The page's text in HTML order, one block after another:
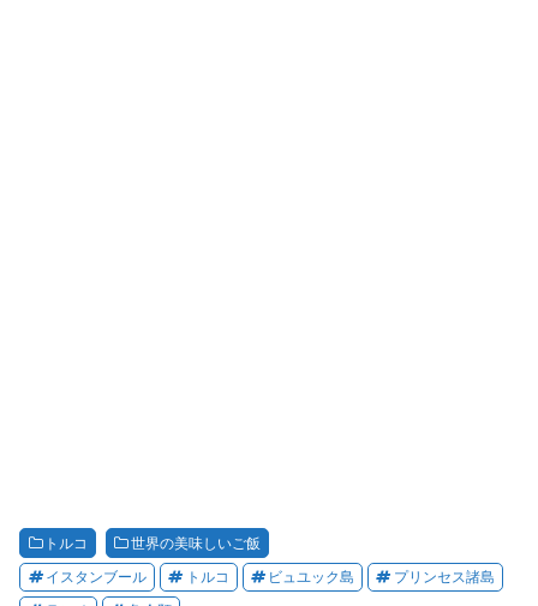
トルコ 世界の美味しいご飯
イスタンブール トルコ ビュユック島 プリンセス諸島